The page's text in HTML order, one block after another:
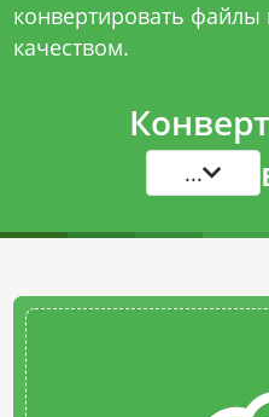
конвертировать файлы
качеством.
...